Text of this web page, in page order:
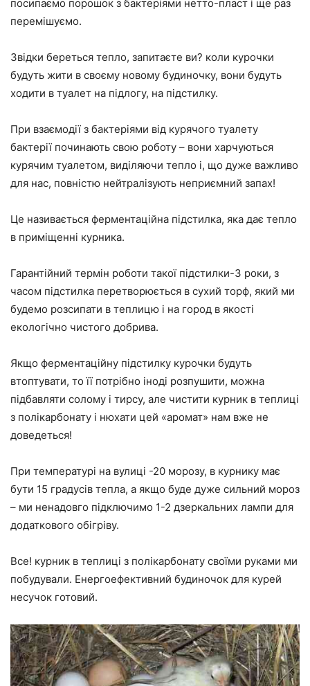
посипаємо порошок з бактеріями нетто-пласт і ще раз
перемішуємо.
Звідки береться тепло, запитаєте ви? коли курочки
будуть жити в своєму новому будиночку, вони будуть
ходити в туалет на підлогу, на підстилку.
При взаємодії з бактеріями від курячого туалету
бактерії починають свою роботу – вони харчуються
курячим туалетом, виділяючи тепло і, що дуже важливо
для нас, повністю нейтралізують неприємний запах!
Це називається ферментаційна підстилка, яка дає тепло
в приміщенні курника.
Гарантійний термін роботи такої підстилки-3 роки, з
часом підстилка перетворюється в сухий торф, який ми
будемо розсипати в теплицю і на город в якості
екологічно чистого добрива.
Якщо ферментаційну підстилку курочки будуть
втоптувати, то її потрібно іноді розпушити, можна
підбавляти солому і тирсу, але чистити курник в теплиці
з полікарбонату і нюхати цей «аромат» нам вже не
доведеться!
При температурі на вулиці -20 морозу, в курнику має
бути 15 градусів тепла, а якщо буде дуже сильний мороз
– ми ненадовго підключимо 1-2 дзеркальних лампи для
додаткового обігріву.
Все! курник в теплиці з полікарбонату своїми руками ми
побудували. Енергоефективний будиночок для курей
несучок готовий.